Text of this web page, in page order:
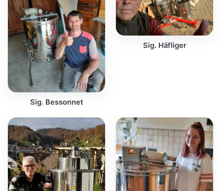
Sig. Bessonnet
Sig. Häfliger